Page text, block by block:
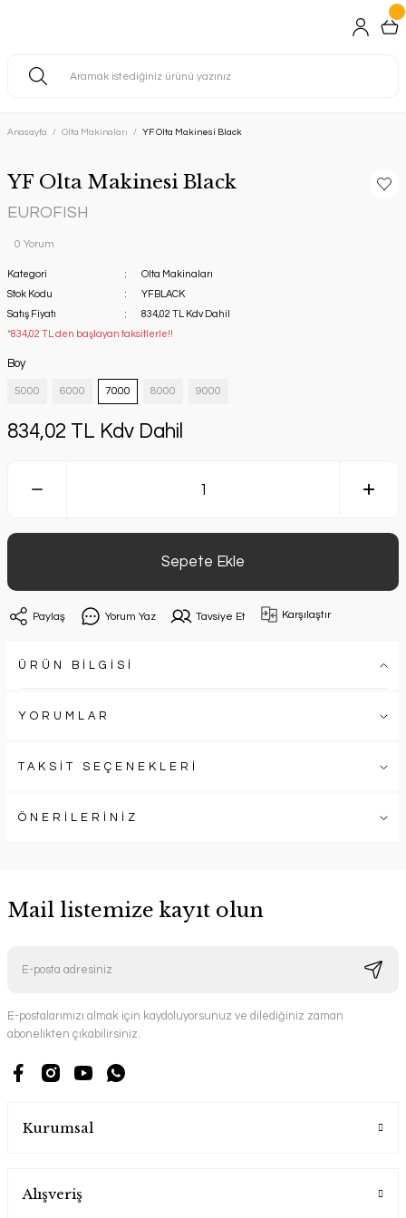
Anasayfa Olta Makinaları YF Olta Makinesi Black
YF Olta Makinesi Black
EUROFISH
0 Yorum
Kategori
Olta Makinaları
Stok Kodu
YFBLACK
Satış Fiyatı
834,02 TL Kdv Dahil
*834,02 TL den başlayan taksitlerle!!
Boy
5000 6000 7000 8000 9000
834,02 TL Kdv Dahil
Sepete Ekle
Paylaş Yorum Yaz Tavsiye Et Karşılaştır
ÜRÜN BİLGİSİ
YORUMLAR
TAKSİT SEÇENEKLERİ
ÖNERİLERİNİZ
Mail listemize kayıt olun
E-postalarımızı almak için kaydoluyorsunuz ve dilediğiniz zaman
abonelikten çıkabilirsiniz.
Kurumsal
Alışveriş